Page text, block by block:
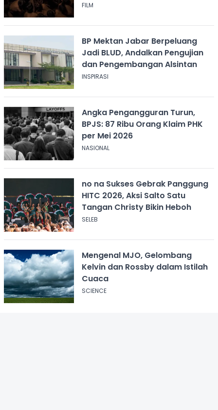
FILM
BP Mektan Jabar Berpeluang
Jadi BLUD, Andalkan Pengujian
dan Pengembangan Alsintan
INSPIRASI
Angka Pengangguran Turun,
BPJS: 87 Ribu Orang Klaim PHK
per Mei 2026
NASIONAL
no na Sukses Gebrak Panggung
HITC 2026, Aksi Salto Satu
Tangan Christy Bikin Heboh
SELEB
Mengenal MJO, Gelombang
Kelvin dan Rossby dalam Istilah
Cuaca
SCIENCE